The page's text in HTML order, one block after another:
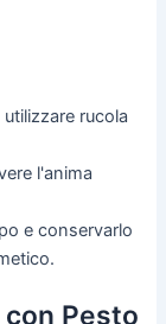
rucola
l'anima
e conservarlo
Pesto